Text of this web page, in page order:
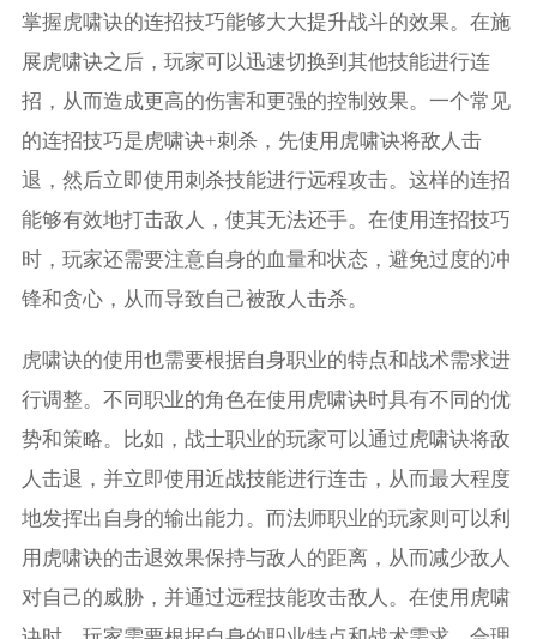
掌握虎啸诀的连招技巧能够大大提升战斗的效果。在施
展虎啸诀之后，玩家可以迅速切换到其他技能进行连
招，从而造成更高的伤害和更强的控制效果。一个常见
的连招技巧是虎啸诀+刺杀，先使用虎啸诀将敌人击
退，然后立即使用刺杀技能进行远程攻击。这样的连招
能够有效地打击敌人，使其无法还手。在使用连招技巧
时，玩家还需要注意自身的血量和状态，避免过度的冲
锋和贪心，从而导致自己被敌人击杀。
虎啸诀的使用也需要根据自身职业的特点和战术需求进
行调整。不同职业的角色在使用虎啸诀时具有不同的优
势和策略。比如，战士职业的玩家可以通过虎啸诀将敌
人击退，并立即使用近战技能进行连击，从而最大程度
地发挥出自身的输出能力。而法师职业的玩家则可以利
用虎啸诀的击退效果保持与敌人的距离，从而减少敌人
对自己的威胁，并通过远程技能攻击敌人。在使用虎啸